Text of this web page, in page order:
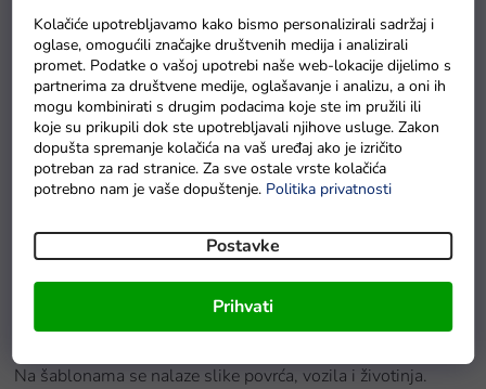
Kolačiće upotrebljavamo kako bismo personalizirali sadržaj i
oglase, omogućili značajke društvenih medija i analizirali
promet. Podatke o vašoj upotrebi naše web-lokacije dijelimo s
partnerima za društvene medije, oglašavanje i analizu, a oni ih
mogu kombinirati s drugim podacima koje ste im pružili ili
koje su prikupili dok ste upotrebljavali njihove usluge. Zakon
dopušta spremanje kolačića na vaš uređaj ako je izričito
potreban za rad stranice. Za sve ostale vrste kolačića
potrebno nam je vaše dopuštenje. Politika privatnosti
Postavke
Prihvati
Baterie GP Greencell R6 typ AA 4 ks
Na zalihama
Dječji projektor za crtanje sa stolićem
Na šablonama se nalaze slike povrća, vozila i životinja.